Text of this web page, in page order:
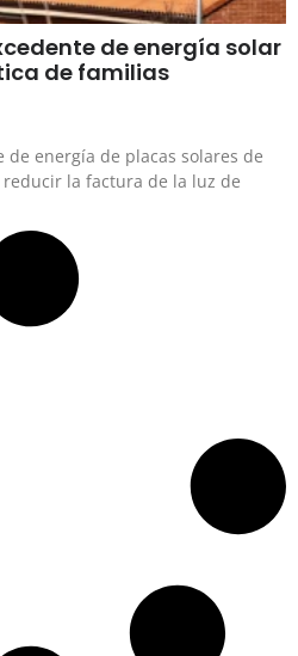
de energía solar
de familias
de energía de placas solares de
la factura de la luz de